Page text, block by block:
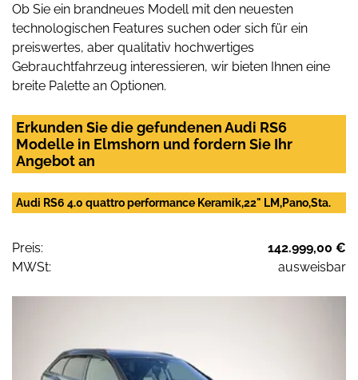
Ob Sie ein brandneues Modell mit den neuesten
technologischen Features suchen oder sich für ein
preiswertes, aber qualitativ hochwertiges
Gebrauchtfahrzeug interessieren, wir bieten Ihnen eine
breite Palette an Optionen.
Erkunden Sie die gefundenen Audi RS6
Modelle in Elmshorn und fordern Sie Ihr
Angebot an
Audi RS6 4.0 quattro performance Keramik,22" LM,Pano,Sta.
Preis:
142.999,00 €
MWSt:
ausweisbar